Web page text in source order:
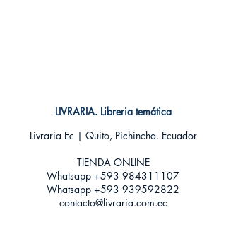
LIVRARIA. Libreria temática
Livraria Ec | Quito, Pichincha. Ecuador
TIENDA ONLINE​
Whatsapp +593 984311107
Whatsapp +593 939592822
contacto@livraria.com.ec